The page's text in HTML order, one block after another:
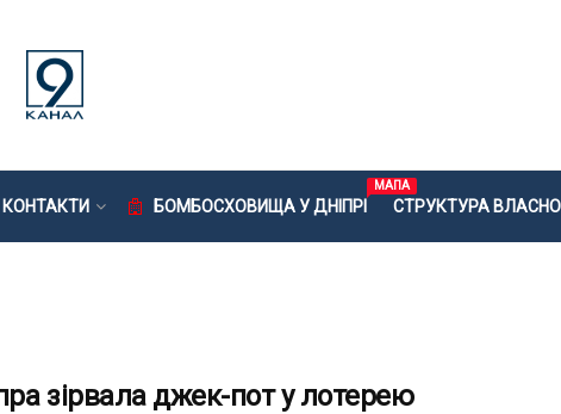
КОНТАКТИ БОМБОСХОВИЩА У ДНІПРІ
МАПА
СТРУКТУРА
зірвала джек-пот у лотерею